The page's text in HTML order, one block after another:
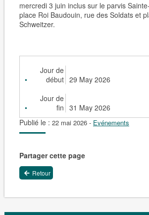
mercredi 3 juin inclus sur le parvis
place Roi Baudouin, rue des Soldats et
Schweitzer.
Jour de
début 29 May 2026
Jour de
fin
31 May 2026
Publié le : 22 mai 2026 - Evénements
Partager cette page
Retour